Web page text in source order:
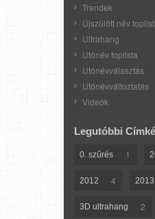
Trendek
Újszülött név
Ultrahang
Utónév toplista
Utónévválasztás
Utónévváltoztatás
Videók
Legutóbbi
0. szűrés 1
2012 4 2013
3D ultrahang 2